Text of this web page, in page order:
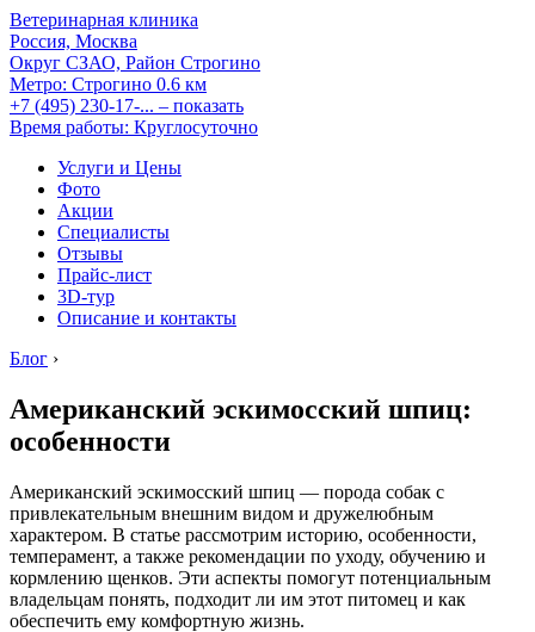
Ветеринарная клиника
Россия, Москва
Округ СЗАО, Район Строгино
Метро: Строгино 0.6 км
+7 (495) 230-17-... – показать
Время работы: Круглосуточно
Услуги и Цены
Фото
Акции
Специалисты
Отзывы
Прайс-лист
3D-тур
Описание и контакты
Блог ›
Американский эскимосский шпиц:
особенности
Американский эскимосский шпиц — порода собак с
привлекательным внешним видом и дружелюбным
характером. В статье рассмотрим историю, особенности,
темперамент, а также рекомендации по уходу, обучению и
кормлению щенков. Эти аспекты помогут потенциальным
владельцам понять, подходит ли им этот питомец и как
обеспечить ему комфортную жизнь.